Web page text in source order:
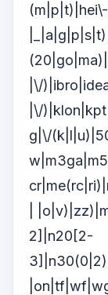
|\/
|\/
g|\/
|
2]|n20[2-